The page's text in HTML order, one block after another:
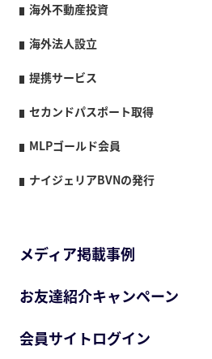
海外不動産投資
海外法人設立
提携サービス
セカンドパスポート取得
MLPゴールド会員
ナイジェリアBVNの発行
メディア掲載事例
お友達紹介キャンペーン
会員サイトログイン